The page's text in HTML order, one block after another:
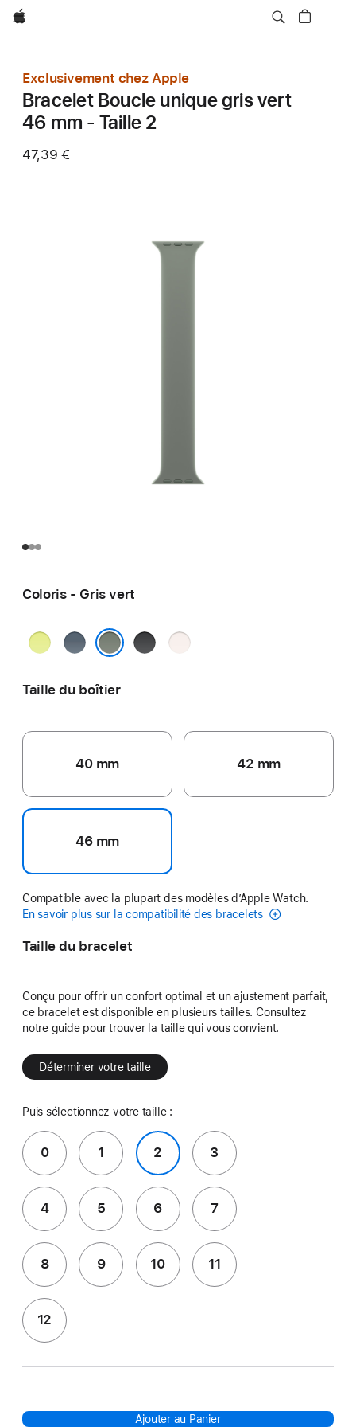
Apple
Exclusivement chez Apple
Bracelet Boucle unique gris vert
46 mm - Taille 2
47,39 €
Coloris - Gris vert
JauneBleu
maritime
Noir
Rose
Taille du boîtier
40 mm 42 mm
46 mm
Compatible avec la plupart des modèles d’Apple Watch.
En savoir plus sur la compatibilité des bracelets
Taille du bracelet
Conçu pour offrir un confort optimal et un ajustement parfait,
ce bracelet est disponible en plusieurs tailles. Consultez
notre guide pour trouver la taille qui vous convient.
Déterminer votre taille
Puis sélectionnez votre taille :
0 1 2 3
4 5 6 7
8 9 10 11
12
Ajouter au Panier